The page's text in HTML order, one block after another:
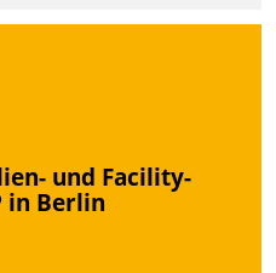
und automatisierte
zu viel erwarten: Allein
Software ist es nicht
und Facility-
in Berlin